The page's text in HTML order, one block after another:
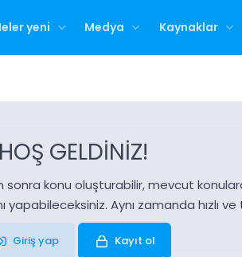
yeni Medya Kaynaklar
HOŞ GELDİNİZ!
konu oluşturabilir, mevcut
yapabileceksiniz. Aynı zamanda hızlı
Giriş yap Kayıt ol